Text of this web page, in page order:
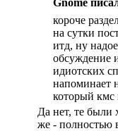
Gnome
короче
на сутки
итд, ну
обсуждение
идиотских
напоминает
который кмс
Да нет, те были
же - полностью